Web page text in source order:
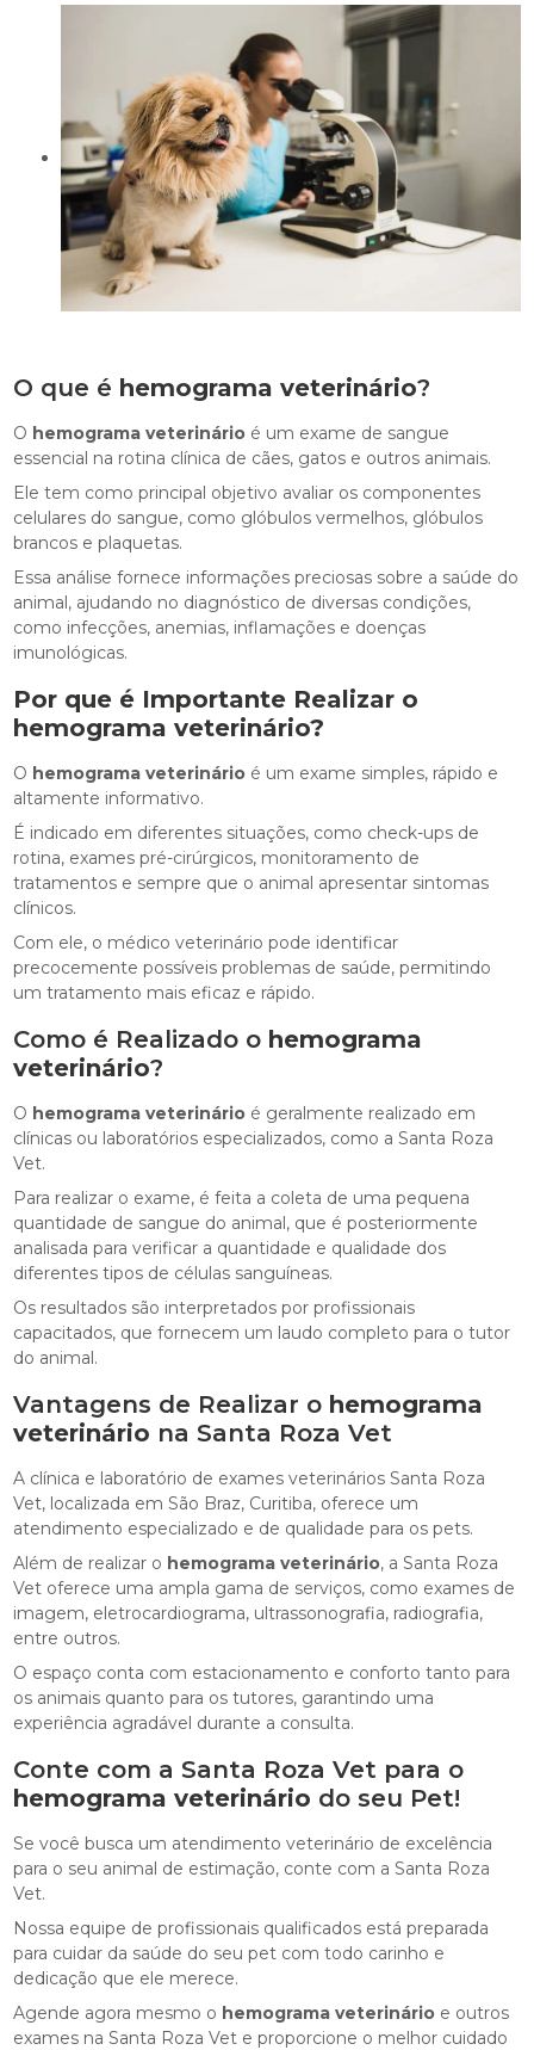
O que é hemograma veterinário?
O hemograma veterinário é um exame de sangue
essencial na rotina clínica de cães, gatos e outros animais.
Ele tem como principal objetivo avaliar os componentes
celulares do sangue, como glóbulos vermelhos, glóbulos
brancos e plaquetas.
Essa análise fornece informações preciosas sobre a saúde do
animal, ajudando no diagnóstico de diversas condições,
como infecções, anemias, inflamações e doenças
imunológicas.
Por que é Importante Realizar o
hemograma veterinário?
O hemograma veterinário é um exame simples, rápido e
altamente informativo.
É indicado em diferentes situações, como check-ups de
rotina, exames pré-cirúrgicos, monitoramento de
tratamentos e sempre que o animal apresentar sintomas
clínicos.
Com ele, o médico veterinário pode identificar
precocemente possíveis problemas de saúde, permitindo
um tratamento mais eficaz e rápido.
Como é Realizado o hemograma
veterinário?
O hemograma veterinário é geralmente realizado em
clínicas ou laboratórios especializados, como a Santa Roza
Vet.
Para realizar o exame, é feita a coleta de uma pequena
quantidade de sangue do animal, que é posteriormente
analisada para verificar a quantidade e qualidade dos
diferentes tipos de células sanguíneas.
Os resultados são interpretados por profissionais
capacitados, que fornecem um laudo completo para o tutor
do animal.
Vantagens de Realizar o hemograma
veterinário na Santa Roza Vet
A clínica e laboratório de exames veterinários Santa Roza
Vet, localizada em São Braz, Curitiba, oferece um
atendimento especializado e de qualidade para os pets.
Além de realizar o hemograma veterinário, a Santa Roza
Vet oferece uma ampla gama de serviços, como exames de
imagem, eletrocardiograma, ultrassonografia, radiografia,
entre outros.
O espaço conta com estacionamento e conforto tanto para
os animais quanto para os tutores, garantindo uma
experiência agradável durante a consulta.
Conte com a Santa Roza Vet para o
hemograma veterinário do seu Pet!
Se você busca um atendimento veterinário de excelência
para o seu animal de estimação, conte com a Santa Roza
Vet.
Nossa equipe de profissionais qualificados está preparada
para cuidar da saúde do seu pet com todo carinho e
dedicação que ele merece.
Agende agora mesmo o hemograma veterinário e outros
exames na Santa Roza Vet e proporcione o melhor cuidado